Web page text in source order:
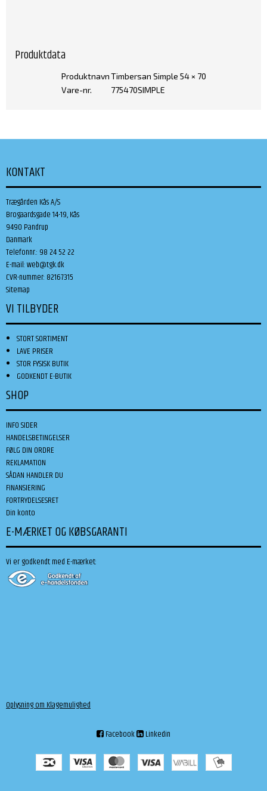
Produktdata
ProduktnavnTimbersan Simple 54 × 70
Vare-nr.
775470SIMPLE
KONTAKT
Trægården Kås A/S
Brogaardsgade 14-19, Kås
9490 Pandrup
Danmark
Telefonnr.: 98 24 52 22
E-mail:web@tgk.dk
CVR-nummer: 82167315
Sitemap
VI TILBYDER
STORT SORTIMENT
LAVE PRISER
STOR FYSISK BUTIK
GODKENDT E-BUTIK
SHOP
INFO SIDER
HANDELSBETINGELSER
FØLG DIN ORDRE
REKLAMATION
SÅDAN HANDLER DU
FINANSIERING
FORTRYDELSESRET
Din konto
E-MÆRKET OG KØBSGARANTI
Vi er godkendt med E-mærket:
Oplysning om Klagemulighed
Facebook Linkedin